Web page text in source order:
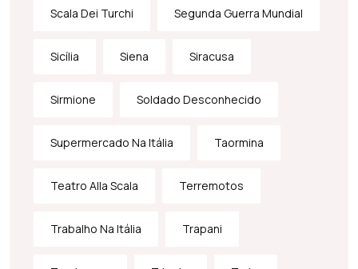
Scala Dei Turchi Segunda Guerra Mundial
Sicília Siena Siracusa
Sirmione Soldado Desconhecido
Supermercado Na Itália Taormina
Teatro Alla Scala Terremotos
Trabalho Na Itália Trapani